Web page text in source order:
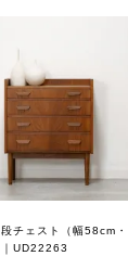
チェスト（幅58cm・
UD22263